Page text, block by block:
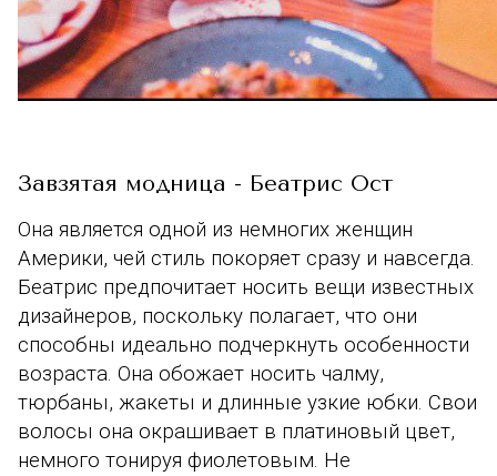
Завзятая модница - Беатрис Ост
Она является одной из немногих женщин
Америки, чей стиль покоряет сразу и навсегда.
Беатрис предпочитает носить вещи известных
дизайнеров, поскольку полагает, что они
способны идеально подчеркнуть особенности
возраста. Она обожает носить чалму,
тюрбаны, жакеты и длинные узкие юбки. Свои
волосы она окрашивает в платиновый цвет,
немного тонируя фиолетовым. Не